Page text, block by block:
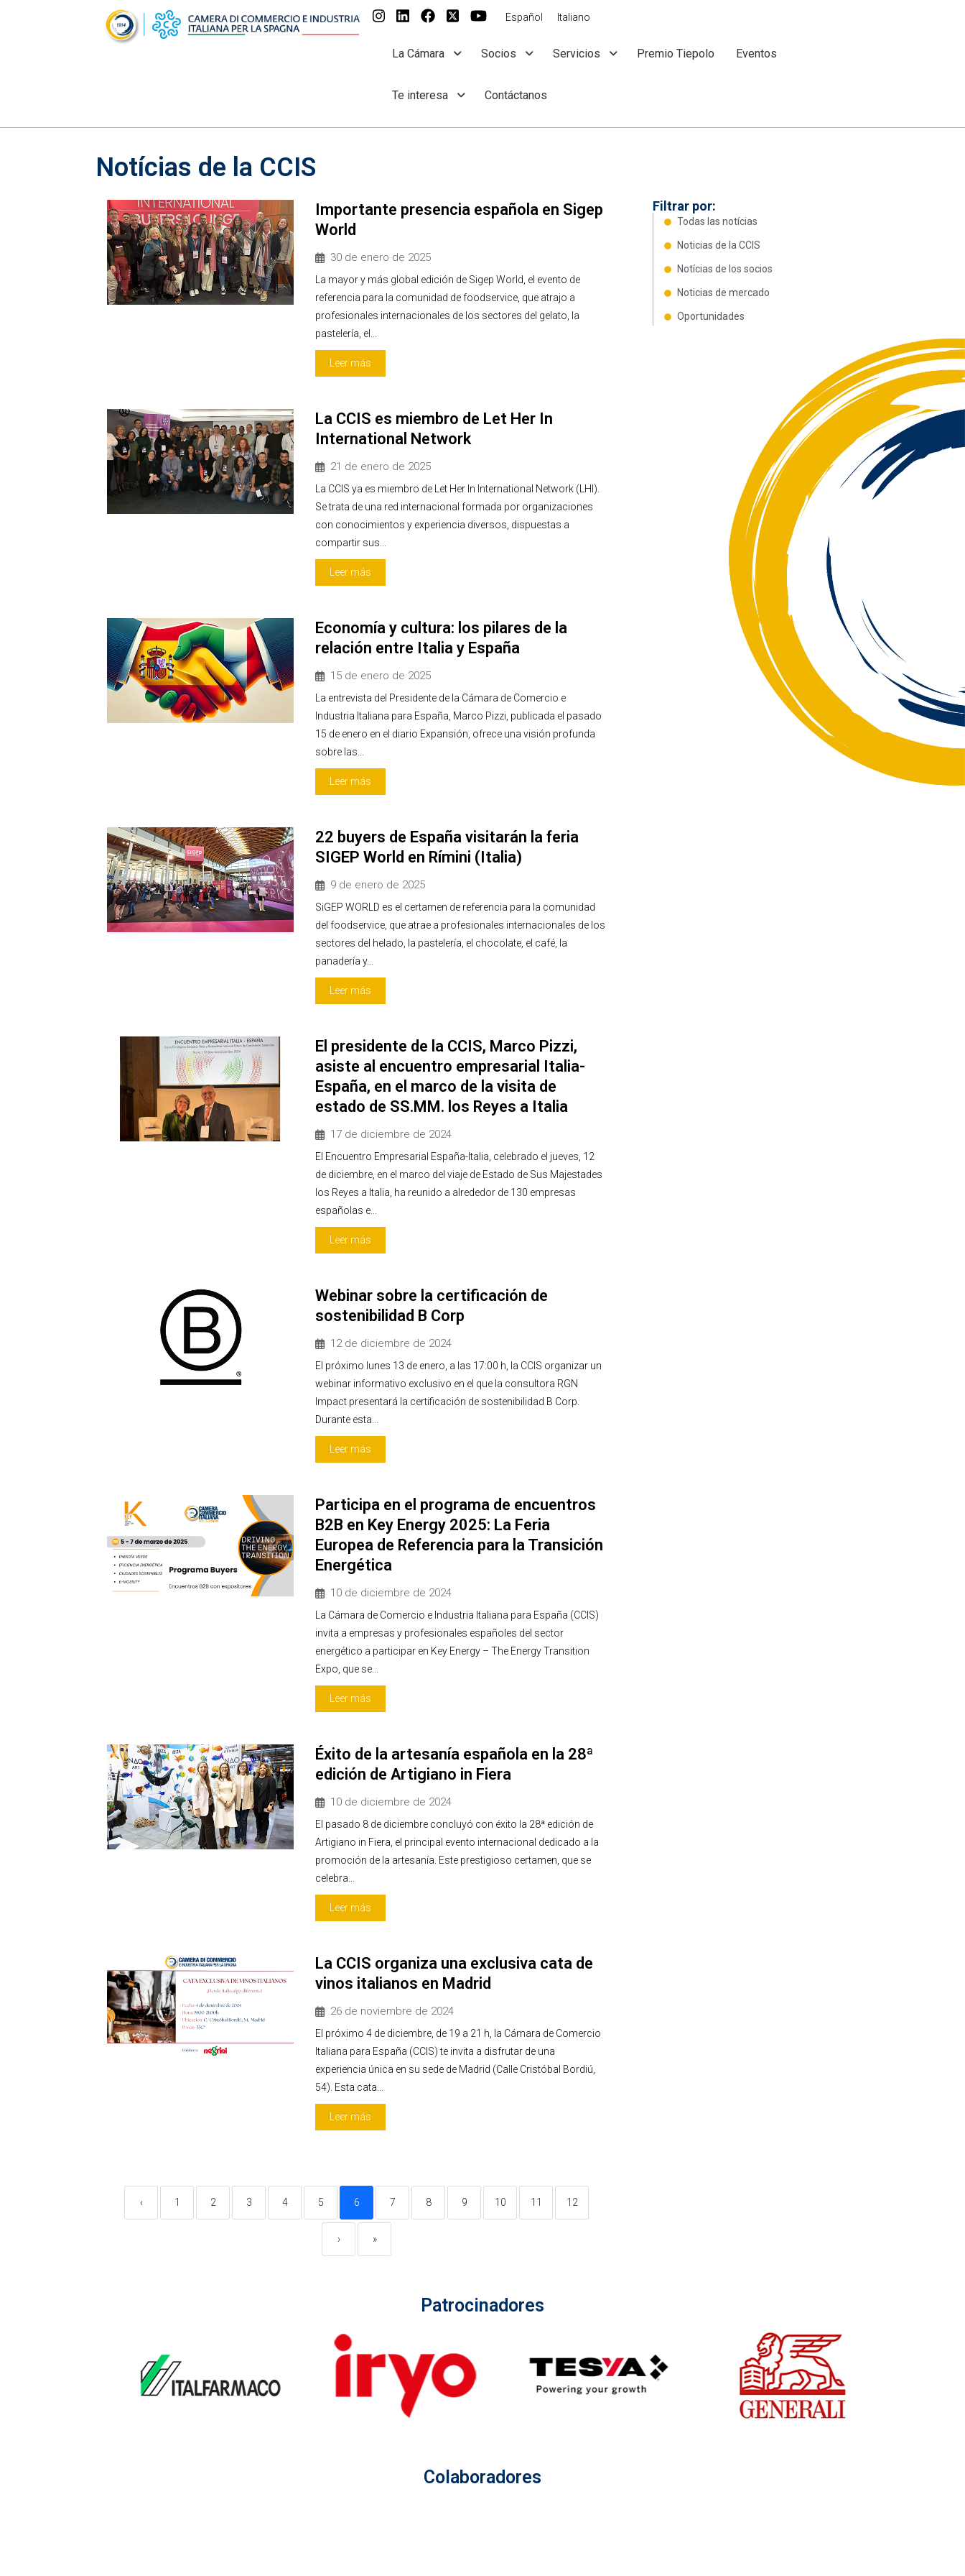
Español Italiano
La Cámara Socios Servicios Premio Tiepolo Eventos
Te interesa Contáctanos
Notícias de la CCIS
Importante presencia española en Sigep
World
30 de enero de 2025
La mayor y más global edición de Sigep World, el evento de
referencia para la comunidad de foodservice, que atrajo a
profesionales internacionales de los sectores del gelato, la
pastelería, el...
Leer más
La CCIS es miembro de Let Her In
International Network
21 de enero de 2025
La CCIS ya es miembro de Let Her In International Network (LHI).
Se trata de una red internacional formada por organizaciones
con conocimientos y experiencia diversos, dispuestas a
compartir sus...
Leer más
Economía y cultura: los pilares de la
relación entre Italia y España
15 de enero de 2025
La entrevista del Presidente de la Cámara de Comercio e
Industria Italiana para España, Marco Pizzi, publicada el pasado
15 de enero en el diario Expansión, ofrece una visión profunda
sobre las...
Leer más
22 buyers de España visitarán la feria
SIGEP World en Rímini (Italia)
9 de enero de 2025
SiGEP WORLD es el certamen de referencia para la comunidad
del foodservice, que atrae a profesionales internacionales de los
sectores del helado, la pastelería, el chocolate, el café, la
panadería y...
Leer más
El presidente de la CCIS, Marco Pizzi,
asiste al encuentro empresarial Italia-
España, en el marco de la visita de
estado de SS.MM. los Reyes a Italia
17 de diciembre de 2024
El Encuentro Empresarial España-Italia, celebrado el jueves, 12
de diciembre, en el marco del viaje de Estado de Sus Majestades
los Reyes a Italia, ha reunido a alrededor de 130 empresas
españolas e...
Leer más
Webinar sobre la certificación de
sostenibilidad B Corp
12 de diciembre de 2024
El próximo lunes 13 de enero, a las 17:00 h, la CCIS organizar un
webinar informativo exclusivo en el que la consultora RGN
Impact presentará la certificación de sostenibilidad B Corp.
Durante esta...
Leer más
Participa en el programa de encuentros
B2B en Key Energy 2025: La Feria
Europea de Referencia para la Transición
Energética
10 de diciembre de 2024
La Cámara de Comercio e Industria Italiana para España (CCIS)
invita a empresas y profesionales españoles del sector
energético a participar en Key Energy – The Energy Transition
Expo, que se...
Leer más
Éxito de la artesanía española en la 28ª
edición de Artigiano in Fiera
10 de diciembre de 2024
El pasado 8 de diciembre concluyó con éxito la 28ª edición de
Artigiano in Fiera, el principal evento internacional dedicado a la
promoción de la artesanía. Este prestigioso certamen, que se
celebra...
Leer más
La CCIS organiza una exclusiva cata de
vinos italianos en Madrid
26 de noviembre de 2024
El próximo 4 de diciembre, de 19 a 21 h, la Cámara de Comercio
Italiana para España (CCIS) te invita a disfrutar de una
experiencia única en su sede de Madrid (Calle Cristóbal Bordiú,
54). Esta cata...
Leer más
‹ 1 2 3 4 5 6 7 8 9 10 11 12
› »
Filtrar por:
Todas las notícias
Noticias de la CCIS
Notícias de los socios
Noticias de mercado
Oportunidades
Patrocinadores
Colaboradores